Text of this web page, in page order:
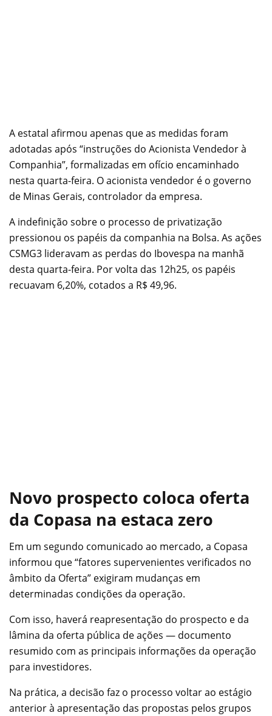
A estatal afirmou apenas que as medidas foram
adotadas após “instruções do Acionista Vendedor à
Companhia”, formalizadas em ofício encaminhado
nesta quarta-feira. O acionista vendedor é o governo
de Minas Gerais, controlador da empresa.
A indefinição sobre o processo de privatização
pressionou os papéis da companhia na Bolsa. As ações
CSMG3 lideravam as perdas do Ibovespa na manhã
desta quarta-feira. Por volta das 12h25, os papéis
recuavam 6,20%, cotados a R$ 49,96.
Novo prospecto coloca oferta
da Copasa na estaca zero
Em um segundo comunicado ao mercado, a Copasa
informou que “fatores supervenientes verificados no
âmbito da Oferta” exigiram mudanças em
determinadas condições da operação.
Com isso, haverá reapresentação do prospecto e da
lâmina da oferta pública de ações — documento
resumido com as principais informações da operação
para investidores.
Na prática, a decisão faz o processo voltar ao estágio
anterior à apresentação das propostas pelos grupos